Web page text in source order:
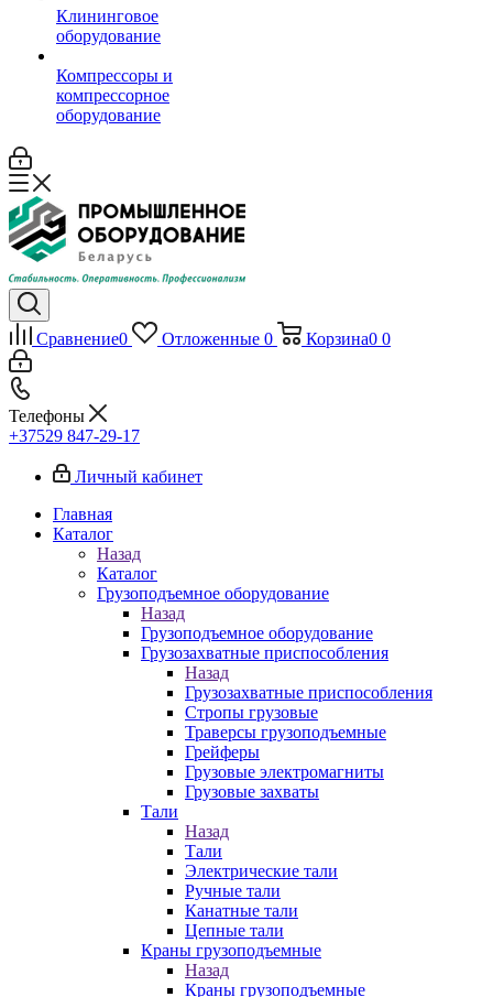
Клининговое
оборудование
Компрессоры и
компрессорное
оборудование
Сравнение0 Отложенные 0 Корзина0 0
Телефоны
+37529 847-29-17‬
Личный кабинет
Главная
Каталог
Назад
Каталог
Грузоподъемное оборудование
Назад
Грузоподъемное оборудование
Грузозахватные приспособления
Назад
Грузозахватные приспособления
Стропы грузовые
Траверсы грузоподъемные
Грейферы
Грузовые электромагниты
Грузовые захваты
Тали
Назад
Тали
Электрические тали
Ручные тали
Канатные тали
Цепные тали
Краны грузоподъемные
Назад
Краны грузоподъемные